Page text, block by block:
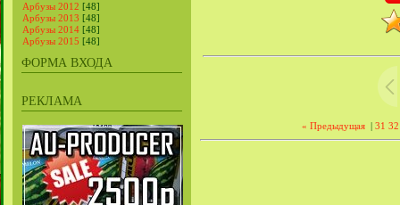
Арбузы 2012 [48]
Арбузы 2013 [48]
Арбузы 2014 [48]
Арбузы 2015 [48]
ФОРМА ВХОДА
РЕКЛАМА
« Предыдущая | 31 32